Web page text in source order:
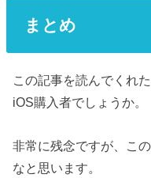
まとめ
この記事を読んでくれ
iOS購入者でしょうか。
非常に残念ですが、こ
なと思います。